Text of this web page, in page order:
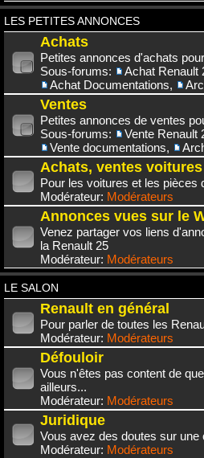
LES PETITES ANNONCES
Achats
Petites annonces d'achats
Sous-forums:
Achat Renault
Achat Documentations,
Ventes
Petites annonces de ventes
Sous-forums:
Vente Renault
Vente documentations,
Achats, ventes
Pour les voitures et les pièces
Modérateur: Modérateurs
Annonces vues sur le
Venez partager vos liens
la Renault 25
Modérateur: Modérateurs
LE SALON
Renault en général
Pour parler de toutes les
Modérateur: Modérateurs
Défouloir
Vous n'êtes pas content de
ailleurs...
Modérateur: Modérateurs
Juridique
Vous avez des doutes sur
Modérateur: Modérateurs